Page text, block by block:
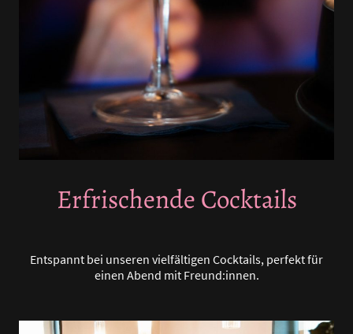
Erfrischende Cocktails
Entspannt bei unseren vielfältigen Cocktails, perfekt für
einen Abend mit Freund:innen.